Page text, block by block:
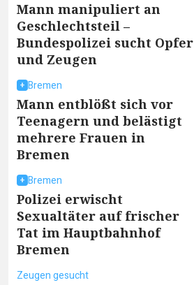
Mann manipuliert an
Geschlechtsteil –
Bundespolizei sucht Opfer
und Zeugen
Bremen
Mann entblößt sich vor
Teenagern und belästigt
mehrere Frauen in
Bremen
Bremen
Polizei erwischt
Sexualtäter auf frischer
Tat im Hauptbahnhof
Bremen
Zeugen gesucht